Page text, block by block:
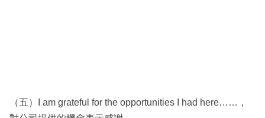
（五）I am grateful for the opportunities I had here……，